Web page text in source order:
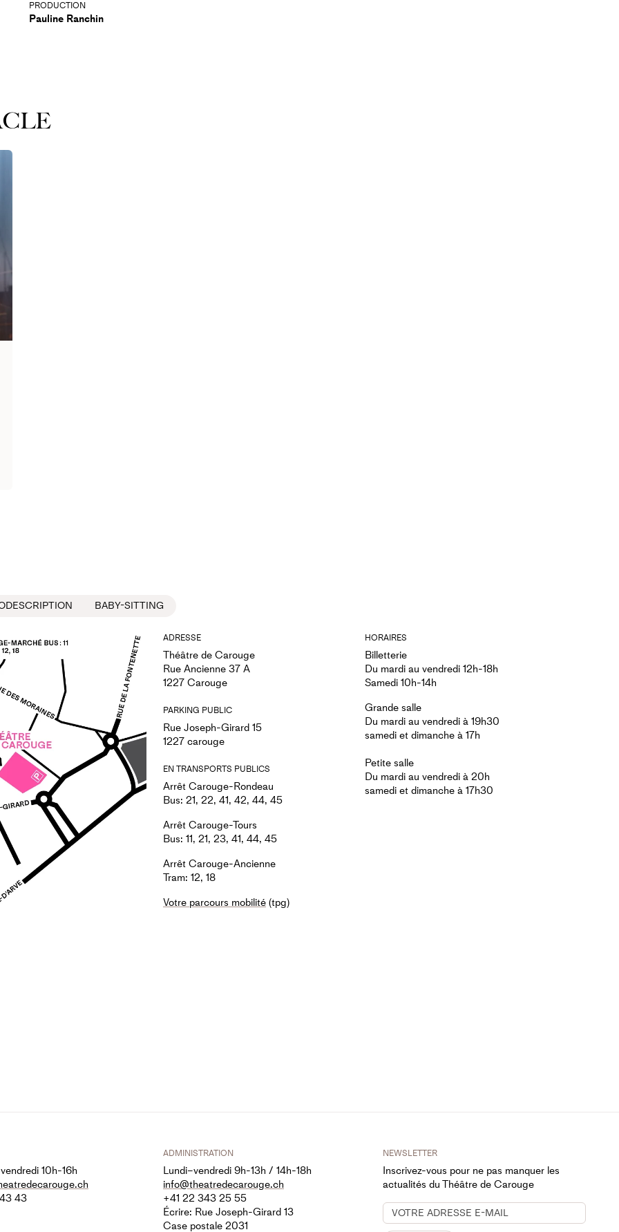
PRODUCTION
Pauline Ranchin
BABY-SITTING
ADRESSE
Théâtre de Carouge
Rue Ancienne 37 A
1227 Carouge
PARKING PUBLIC
Rue Joseph-Girard 15
1227 carouge
EN TRANSPORTS PUBLICS
Arrêt Carouge-Rondeau
Bus: 21, 22, 41, 42, 44, 45
Arrêt Carouge-Tours
Bus: 11, 21, 23, 41, 44, 45
Arrêt Carouge-Ancienne
Tram: 12, 18
Votre parcours mobilité (tpg)
HORAIRES
Billetterie
Du mardi au vendredi 12h-18h
Samedi 10h-14h
Grande salle
Du mardi au vendredi à 19h30
samedi et dimanche à 17h
Petite salle
Du mardi au vendredi à 20h
samedi et dimanche à 17h30
10h-16h
43
ADMINISTRATION
Lundi–vendredi 9h-13h / 14h-18h
info@theatredecarouge.ch
+41 22 343 25 55
Écrire: Rue Joseph-Girard 13
Case postale 2031
NEWSLETTER
Inscrivez-vous pour ne pas manquer les
actualités du Théâtre de Carouge